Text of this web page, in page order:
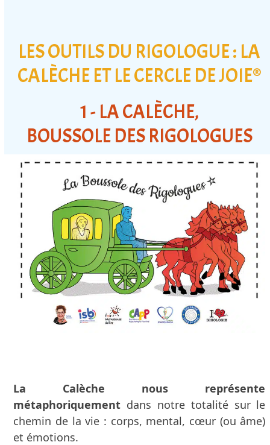
LES OUTILS DU RIGOLOGUE : LA
CALÈCHE ET LE CERCLE DE JOIE®
1 - LA CALÈCHE,
BOUSSOLE DES RIGOLOGUES
La Calèche nous représente
métaphoriquement dans notre totalité sur le
chemin de la vie : corps, mental, cœur (ou âme)
et émotions.